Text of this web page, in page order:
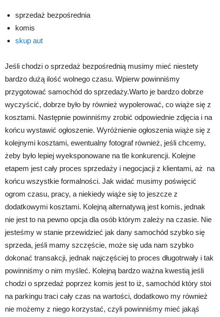
sprzedaż bezpośrednia
komis
skup aut
Jeśli chodzi o sprzedaż bezpośrednią musimy mieć niestety
bardzo dużą ilość wolnego czasu. Wpierw powinniśmy
przygotować samochód do sprzedaży.Warto je bardzo dobrze
wyczyścić, dobrze było by również wypolerować, co wiąże się z
kosztami. Następnie powinniśmy zrobić odpowiednie zdjęcia i na
końcu wystawić ogłoszenie. Wyróżnienie ogłoszenia wiąże się z
kolejnymi kosztami, ewentualny fotograf również, jeśli chcemy,
żeby było lepiej wyeksponowane na tle konkurencji. Kolejne
etapem jest cały proces sprzedaży i negocjacji z klientami, aż na
końcu wszystkie formalności. Jak widać musimy poświęcić
ogrom czasu, pracy, a niekiedy wiąże się to jeszcze z
dodatkowymi kosztami. Kolejną alternatywą jest komis, jednak
nie jest to na pewno opcja dla osób którym zależy na czasie. Nie
jesteśmy w stanie przewidzieć jak dany samochód szybko się
sprzeda, jeśli mamy szczęście, może się uda nam szybko
dokonać transakcji, jednak najczęściej to proces długotrwały i tak
powinniśmy o nim myśleć. Kolejną bardzo ważna kwestią jeśli
chodzi o sprzedaż poprzez komis jest to iż, samochód który stoi
na parkingu traci cały czas na wartości, dodatkowo my również
nie możemy z niego korzystać, czyli powinniśmy mieć jakąś